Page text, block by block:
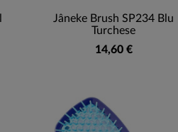
Jâneke Brush SP234 Blu
Turchese
14,60 €